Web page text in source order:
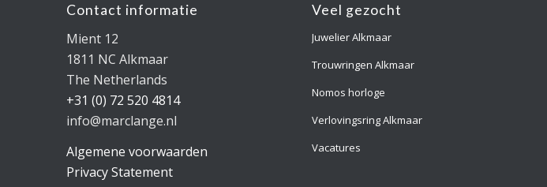
Contact informatie
Mient 12
1811 NC Alkmaar
The Netherlands
+31 (0) 72 520 4814
info@marclange.nl
Algemene voorwaarden
Privacy Statement
Veel gezocht
Juwelier Alkmaar
Trouwringen Alkmaar
Nomos horloge
Verlovingsring Alkmaar
Vacatures